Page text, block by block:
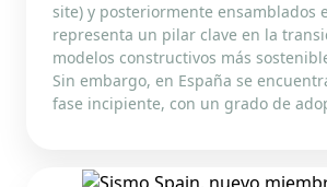
site) y posteriormente ensamblados
representa un pilar clave en la
modelos constructivos más
Sin embargo, en España se
fase incipiente, con un grado de